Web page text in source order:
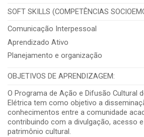
SOFT SKILLS (COMPETÊNCIAS
Comunicação Interpessoal
Aprendizado Ativo
Planejamento e organização
OBJETIVOS DE APRENDIZAGEM:
O Programa de Ação e Difusão Cultural
Elétrica tem como objetivo a
conhecimentos entre a comunidade
contribuindo com a divulgação, acesso
patrimônio cultural.